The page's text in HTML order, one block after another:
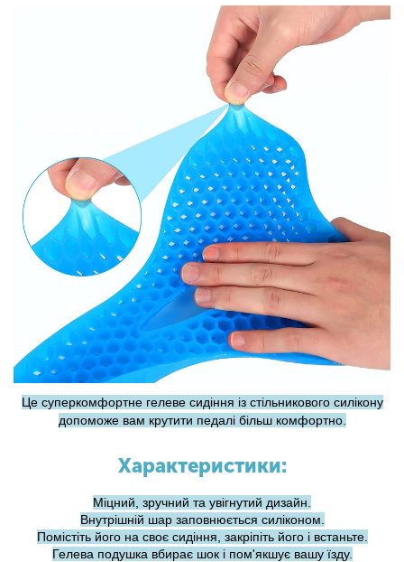
Це суперкомфортне гелеве сидіння із стільникового силікону
допоможе вам крутити педалі більш комфортно.
Характеристики:
Міцний, зручний та увігнутий дизайн.
Внутрішній шар заповнюється силіконом.
Помістіть його на своє сидіння, закріпіть його і встаньте.
Гелева подушка вбирає шок і пом'якшує вашу їзду.